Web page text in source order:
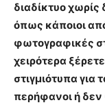
διαδίκτυο
όπως κάποιοι
φωτογραφικές
χειρότερα
στιγμιότυπα για
περήφανοι ή δεν